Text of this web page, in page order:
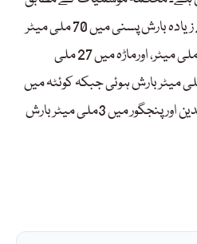
24گھنٹوں کے دوران سب سے زیادہ بارش پسنی میں 70 ملی میٹر
ریکارڈ کی گئی، گوادر میں 57 ملی میٹر، اورماڑہ میں 27 ملی
اور جیوانی میں 24 ملی میٹر بارش ہوئی جبکہ کوئٹہ میں
8 ، قلات میں 4، خضدار، دالبندین اور پنجگور میں 3ملی میٹر بارش